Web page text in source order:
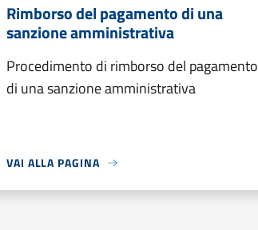
Rimborso del pagamento di una
sanzione amministrativa
Procedimento di rimborso del pagamento
di una sanzione amministrativa
VAI ALLA PAGINA